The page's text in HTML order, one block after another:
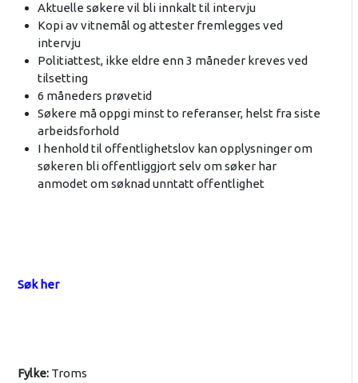
Aktuelle søkere vil bli innkalt til intervju
Kopi av vitnemål og attester fremlegges ved
intervju
Politiattest, ikke eldre enn 3 måneder kreves ved
tilsetting
6 måneders prøvetid
Søkere må oppgi minst to referanser, helst fra siste
arbeidsforhold
I henhold til offentlighetslov kan opplysninger om
søkeren bli offentliggjort selv om søker har
anmodet om søknad unntatt offentlighet
Søk her
Fylke:Troms